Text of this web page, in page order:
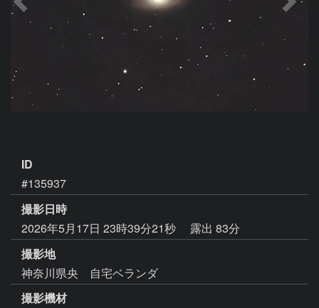
ID
#135937
撮影日時
2026年5月17日 23時39分21秒
露出 83分
撮影地
神奈川県央 自宅ベランダ
撮影機材